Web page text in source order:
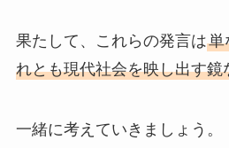
果たして、これらの発言は単
れとも現代社会を映し出す鏡
一緒に考えていきましょう。